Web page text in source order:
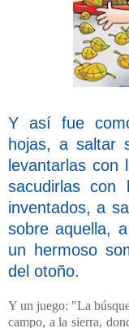
Y así fue
hojas, a saltar
levantarlas
sacudirlas con
inventados, a
sobre aquella,
un hermoso
del otoño.
Y un juego: "La
campo, a la sierra,